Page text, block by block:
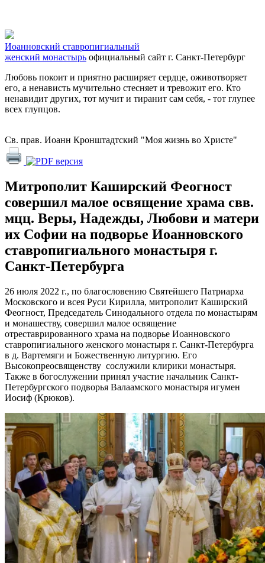
Иоанновский ставропигиальный
женский монастырь официальный сайт г. Санкт-Петербург
Любовь покоит и приятно расширяет сердце, оживотворяет
его, а ненависть мучительно стесняет и тревожит его. Кто
ненавидит других, тот мучит и тиранит сам себя, - тот глупее
всех глупцов.
Св. прав. Иоанн Кронштадтский "Моя жизнь во Христе"
Митрополит Каширский Феогност
совершил малое освящение храма свв.
мцц. Веры, Надежды, Любови и матери
их Софии на подворье Иоанновского
ставропигиального монастыря г.
Санкт-Петербурга
26 июля 2022 г., по благословению Святейшего Патриарха
Московского и всея Руси Кирилла, митрополит Каширский
Феогност, Председатель Синодального отдела по монастырям
и монашеству, совершил малое освящение
отреставрированного храма на подворье Иоанновского
ставропигиального женского монастыря г. Санкт-Петербурга
в д. Вартемяги и Божественную литургию. Его
Высокопреосвященству сослужили клирики монастыря.
Также в богослужении принял участие начальник Санкт-
Петербургского подворья Валаамского монастыря игумен
Иосиф (Крюков).